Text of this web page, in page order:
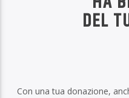
DEL
Con una tua donazione,